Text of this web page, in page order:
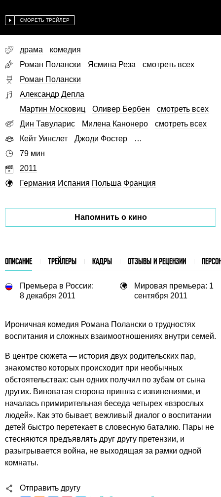
СМОРЕТЬ ТРЕЙЛЕР
драма
комедия
Роман Полански
Ясмина Реза
смотреть всех
Роман Полански
Александр Депла
Мартин Московиц
Оливер Бербен
смотреть всех
Дин Тавуларис
Милена Канонеро
смотреть всех
Кейт Уинслет
Джоди Фостер
…
79 мин
2011
Германия Испания Польша Франция
Напомнить о кино
ОПИСАНИЕ ТРЕЙЛЕРЫ КАДРЫ ОТЗЫВЫ И РЕЦЕНЗИИ
Премьера в России:
8 декабря 2011
Мировая премьера: 1
сентября 2011
Ироничная комедия Романа Полански о трудностях
воспитания и сложных взаимоотношениях внутри семей.
В центре сюжета — история двух родительских пар,
знакомство которых происходит при необычных
обстоятельствах: сын одних получил по зубам от сына
других. Виноватая сторона пришла с извинениями, и
началась примирительная беседа четырех «взрослых
людей». Как это бывает, вежливый диалог о воспитании
детей быстро перетекает в словесную баталию. Пары не
стесняются предъявлять друг другу претензии, и
разыгрывается война, не выходящая за рамки одной
комнаты.
Отправить другу